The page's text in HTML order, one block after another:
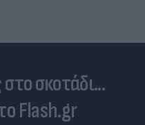
στο σκοτάδι...
Flash.gr